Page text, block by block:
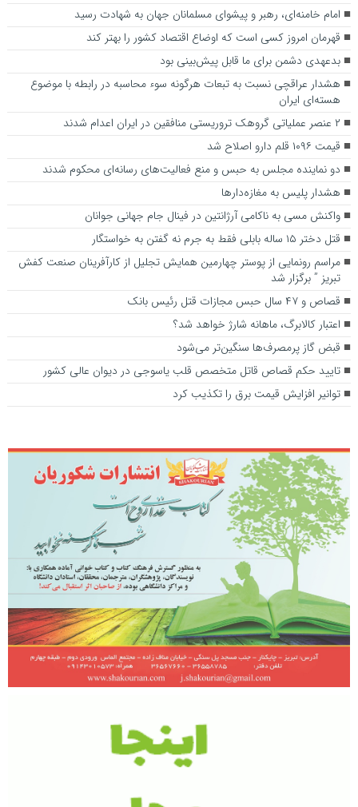
امام خامنه‌ای، رهبر و پیشوای مسلمانان جهان به شهادت رسید
قهرمان امروز کسی است که اوضاع اقتصاد کشور را بهتر کند
بدعهدی دشمن برای ما قابل پیش‌بینی بود
هشدار عراقچی نسبت به تبعات هرگونه سوء محاسبه در رابطه با موضوع
هسته‌ای ایران
۲ عنصر عملیاتی گروهک تروریستی منافقین در ایران اعدام شدند
قیمت ۱۰۹۶ قلم دارو اصلاح شد
دو نماینده مجلس به حبس و منع فعالیت‌های رسانه‌ای محکوم شدند
هشدار پلیس به مغازه‌دارها
واکنش مسی به ناکامی آرژانتین در فینال جام جهانی جوانان
قتل دختر ۱۵ ساله بابلی فقط به جرم نه گفتن به خواستگار
مراسم رونمایی از پوستر چهارمین همایش تجلیل از کارآفرینان صنعت کفش
تبریز ” برگزار شد
قصاص و ۴۷ سال حبس مجازات قتل رئیس بانک
اعتبار کالابرگ، ماهانه شارژ خواهد شد؟
قبض گاز پرمصرف‌ها سنگین‌تر می‌شود
تایید حکم قصاص قاتل متخصص قلب یاسوجی در دیوان عالی کشور
توانیر افزایش قیمت برق را تکذیب کرد